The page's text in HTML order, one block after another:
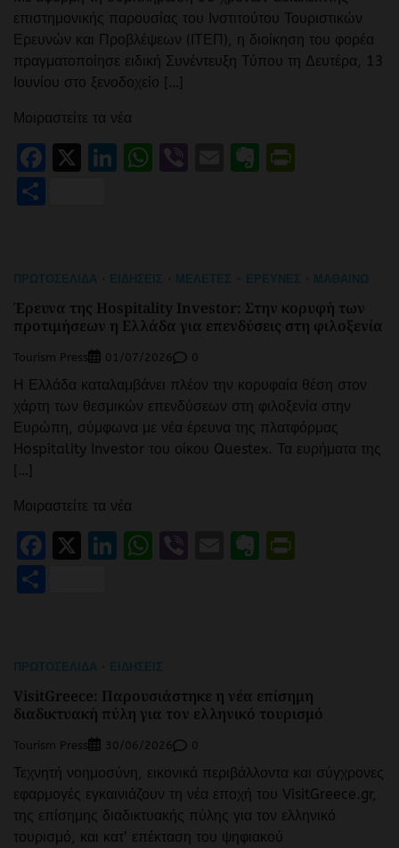
επιστημονικής παρουσίας του Ινστιτούτου Τουριστικών
Ερευνών και Προβλέψεων (ΙΤΕΠ), η διοίκηση του φορέα
πραγματοποίησε ειδική Συνέντευξη Τύπου τη Δευτέρα, 13
Ιουνίου στο ξενοδοχείο […]
Μοιραστείτε τα νέα
Facebook
X LinkedIn
WhatsApp
ViberEmailEvernote
ΠΡΩΤΟΣΈΛΙΔΑ ΕΙΔΉΣΕΙΣ ΜΕΛΈΤΕΣ - ΈΡΕΥΝΕΣ ΜΑΘΑΊΝΩ
Έρευνα της Hospitality Investor: Στην κορυφή των
προτιμήσεων η Ελλάδα για επενδύσεις στη φιλοξενία
Tourism Press 01/07/2026 0
Η Ελλάδα καταλαμβάνει πλέον την κορυφαία θέση στον
χάρτη των θεσμικών επενδύσεων στη φιλοξενία στην
Ευρώπη, σύμφωνα με νέα έρευνα της πλατφόρμας
Hospitality Investor του οίκου Questex. Τα ευρήματα της
[…]
Μοιραστείτε τα νέα
Facebook
X LinkedIn
WhatsApp
ViberEmailEvernote
ΠΡΩΤΟΣΈΛΙΔΑ ΕΙΔΉΣΕΙΣ
VisitGreece: Παρουσιάστηκε η νέα επίσημη
διαδικτυακή πύλη για τον ελληνικό τουρισμό
Tourism Press 30/06/2026 0
Τεχνητή νοημοσύνη, εικονικά περιβάλλοντα και σύγχρονες
εφαρμογές εγκαινιάζουν τη νέα εποχή του VisitGreece.gr,
της επίσημης διαδικτυακής πύλης για τον ελληνικό
τουρισμό, και κατ’ επέκταση του ψηφιακού